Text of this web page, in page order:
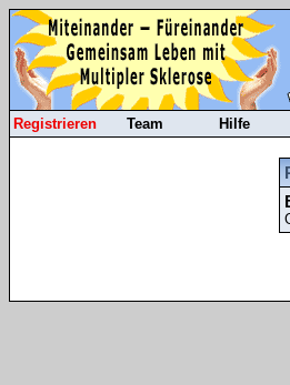
Registrieren Team Hilfe